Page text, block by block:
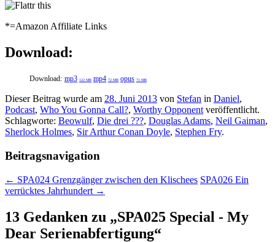
*=Amazon Affiliate Links
Download:
Download: mp3 122 MB mp4 72 MB opus 71 MB
Dieser Beitrag wurde am 28. Juni 2013 von Stefan in Daniel,
Podcast, Who You Gonna Call?, Worthy Opponentveröffentlicht.
Schlagworte: Beowulf, Die drei ???, Douglas Adams, Neil Gaiman,
Sherlock Holmes, Sir Arthur Conan Doyle, Stephen Fry.
Beitragsnavigation
← SPA024 Grenzgänger zwischen den Klischees SPA026 Ein
verrücktes Jahrhundert →
13 Gedanken zu „SPA025 Special - My
Dear Serienabfertigung“